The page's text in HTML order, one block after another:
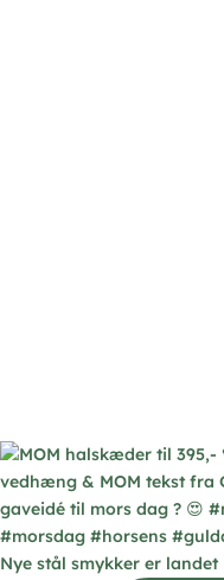
Nye stål smykker er